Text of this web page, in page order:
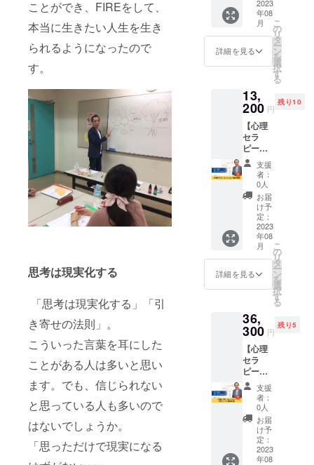
ことができ、FIREをして、
本当に生きたい人生を生き
られるようになったので
す。
思考は現実化する
「思考は現実化する」「引
き寄せの法則」。
こういった言葉を耳にした
ことがある人は多いと思い
ます。でも、信じられない
と思っている人も多いので
はないでしょうか。
「思っただけで現実になる
～150
ページ)
購入者
様がプ
ロジェ
オー
ナーと
ファン
ディン
グを実
施する
ことを
サポー
トさせ
ていた
だくプ
ランと
なりま
す。
をお聞
きしま
す ・呼
吸法を
使って
だきま
す ・エ
ギーに
よる
ヒーリ
ングを
行いま
細 ・日
程：別
途調整
・時
間：1時
間×1回
所：
zoom
2023年
8月～
2024年
7月 ※詳
細は
メール
にて調
整いた
しま
す。 ※
法令に
基づく
医療、
の中の
もやも
やつい
て一緒
に考え
リーニ
ングの
メカニ
ズムを
説明し
ます。
・何を
解決し
たい
か、ど
うなり
たいか
のお話
をお聞
きしま
す ・呼
吸法を
ていた
だきま
ネル
ギーに
よる
ヒーリ
ングを
行いま
す ■詳
細 ・日
程：別
途調整
オンラ
インに
て心を
クリー
ニング
する体
験セッ
を6回受
けてい
ただけ
る権利
です。
1時間の
セッ
ション
で、以
下のよ
うな流
れで心
の中の
もやも
やつい
て一緒
に考え
リーニ
ングの
メカニ
ズムを
説明し
ます。
・何を
解決し
たい
か、ど
うなり
たいか
のお話
2023
年08
月
詳細を見る
こ
の
リ
タ
ー
ン
を
選
択
す
る
13,
200 円
残り10
【心理
セラ
ピー
セッ
ション
（悩み
相
談）】
心理セ
ラピー
のセッ
ション
を受け
ていた
だける
権利で
時間の
セッ
ション
で、以
下のよ
うな流
れでお
悩みに
ついて
一緒に
考えて
いきま
す。 ・
悩み事
支援
者：
0人
お届
け予
定：
2023
年08
月
詳細を見る
こ
の
リ
タ
ー
ン
を
選
択
す
る
36,
300 円
残り5
【心理
セラ
ピー
セッ
ション3
回セッ
ト（悩
み相
談）】
心理セ
ラピー
支援
者：
0人
お届
け予
定：
2023
年08